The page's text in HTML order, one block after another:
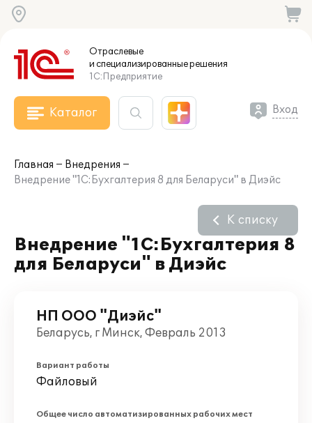
Отраслевые
и специализированныерешения
1С:Предприятие
Каталог Вход
Главная
Внедрения
Внедрение "1С:Бухгалтерия 8 для Беларуси" в Диэйс
Внедрение "1С:Бухгалтерия 8
для Беларуси" в Диэйс
К списку
НП ООО "Диэйс"
Беларусь, г Минск, Февраль 2013
Вариант работы
Файловый
Общее число автоматизированных рабочих мест